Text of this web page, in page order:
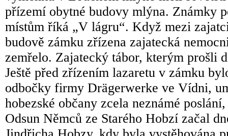
přízemí obytné budovy mlýna. Známky
místům říká „V lágru“. Když mezi
budově zámku zřízena zajatecká
zemřelo. Zajatecký tábor, kterým prošli
Ještě před zřízením lazaretu v zámku
odbočky firmy Drägerwerke ve Vídni,
hobezské občany zcela neznámé
Odsun Němců ze Starého Hobzí začal